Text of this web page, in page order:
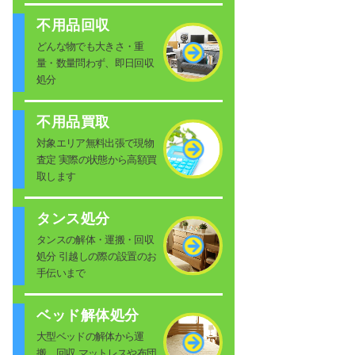
不用品回収
どんな物でも大きさ・重
量・数量問わず、即日回収
処分
不用品買取
対象エリア無料出張で現物
査定 実際の状態から高額買
取します
タンス処分
タンスの解体・運搬・回収
処分 引越しの際の設置のお
手伝いまで
ベッド解体処分
大型ベッドの解体から運